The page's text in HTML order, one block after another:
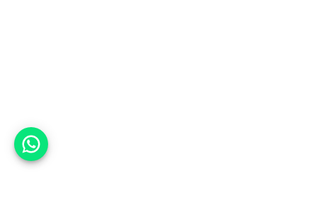
אפשר לעזור?